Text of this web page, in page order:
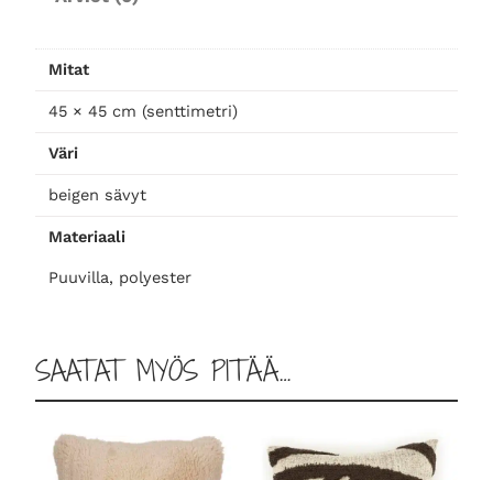
4
ä
r
Mitat
45 × 45 cm (senttimetri)
Väri
beigen sävyt
Materiaali
Puuvilla, polyester
SAATAT MYÖS PITÄÄ…